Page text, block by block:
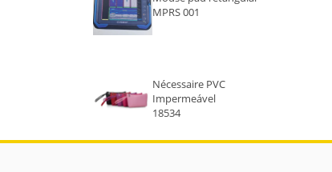
MPRS 001
Nécessaire PVC
Impermeável
18534